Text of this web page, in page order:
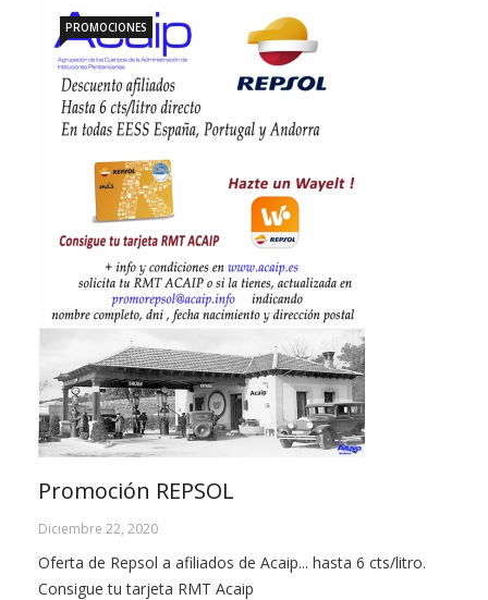
PROMOCIONES
Promoción REPSOL
Diciembre 22, 2020
Oferta de Repsol a afiliados de Acaip... hasta 6 cts/litro.
Consigue tu tarjeta RMT Acaip